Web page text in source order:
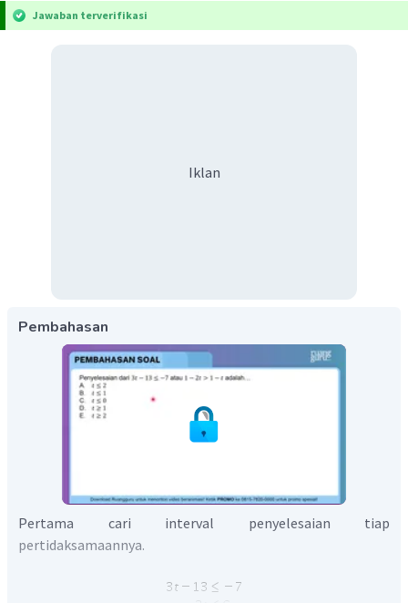
Jawaban terverifikasi
Iklan
Pembahasan
Pertama cari interval penyelesaian tiap
pertidaksamaannya.